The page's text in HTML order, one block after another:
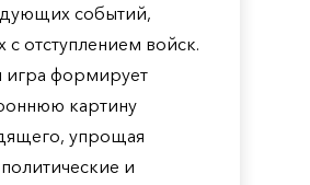
событий,
с отступлением войск.
игра формирует
картину
упрощая
и